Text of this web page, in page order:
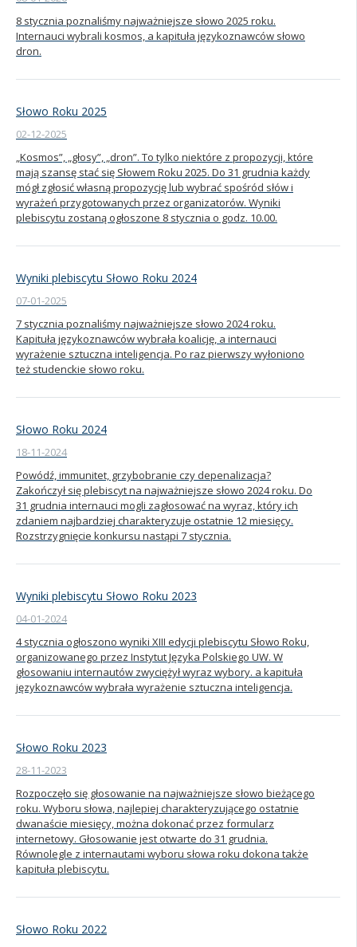
Kandydat
8 stycznia poznaliśmy najważniejsze słowo 2025 roku.
Internauci wybrali kosmos, a kapituła językoznawców słowo
dron.
Słowo Roku 2025
02-12-2025
„Kosmos”, „głosy”, „dron”. To tylko niektóre z propozycji, które
mają szansę stać się Słowem Roku 2025. Do 31 grudnia każdy
mógł zgłosić własną propozycję lub wybrać spośród słów i
wyrażeń przygotowanych przez organizatorów. Wyniki
plebiscytu zostaną ogłoszone 8 stycznia o godz. 10.00.
Wyniki plebiscytu Słowo Roku 2024
07-01-2025
7 stycznia poznaliśmy najważniejsze słowo 2024 roku.
Kapituła językoznawców wybrała koalicję, a internauci
wyrażenie sztuczna inteligencja. Po raz pierwszy wyłoniono
też studenckie słowo roku.
Słowo Roku 2024
18-11-2024
Powódź, immunitet, grzybobranie czy depenalizacja?
Zakończył się plebiscyt na najważniejsze słowo 2024 roku. Do
31 grudnia internauci mogli zagłosować na wyraz, który ich
zdaniem najbardziej charakteryzuje ostatnie 12 miesięcy.
Rozstrzygnięcie konkursu nastąpi 7 stycznia.
Wyniki plebiscytu Słowo Roku 2023
04-01-2024
4 stycznia ogłoszono wyniki XIII edycji plebiscytu Słowo Roku,
organizowanego przez Instytut Języka Polskiego UW. W
głosowaniu internautów zwyciężył wyraz wybory. a kapituła
językoznawców wybrała wyrażenie sztuczna inteligencja.
Słowo Roku 2023
28-11-2023
Rozpoczęło się głosowanie na najważniejsze słowo bieżącego
roku. Wyboru słowa, najlepiej charakteryzującego ostatnie
dwanaście miesięcy, można dokonać przez formularz
internetowy. Głosowanie jest otwarte do 31 grudnia.
Równolegle z internautami wyboru słowa roku dokona także
kapituła plebiscytu.
Słowo Roku 2022